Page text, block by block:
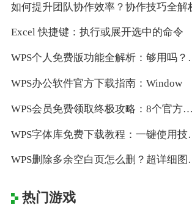
如何提升团队协作效率？协作技巧全解
Excel 快捷键：执行或展开选中的命令
WPS个人
WPS办公软件官方下载指南：Window
WPS会员免费领取终极攻略：8个官方认证
WPS字体
WPS删除
热门游戏